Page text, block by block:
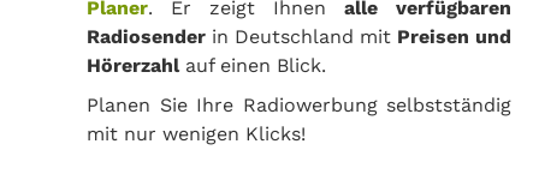
Planer. Er zeigt Ihnenalle verfügbaren
Radiosender in Deutschland mit Preisen und
Hörerzahlauf einen Blick.
Planen Sie Ihre Radiowerbung selbstständig
mit nur wenigen Klicks!